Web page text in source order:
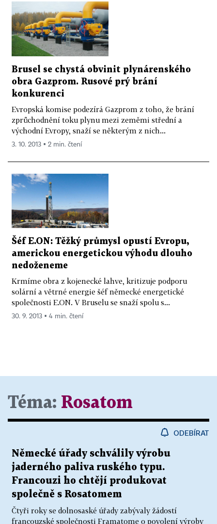
Brusel se chystá obvinit plynárenského
obra Gazprom. Rusové prý brání
konkurenci
Evropská komise podezírá Gazprom z toho, že brání
zprůchodnění toku plynu mezi zeměmi střední a
východní Evropy, snaží se některým z nich...
3. 10. 2013 ▪ 2 min. čtení
Šéf E.ON: Těžký průmysl opustí Evropu,
americkou energetickou výhodu dlouho
nedoženeme
Krmíme obra z kojenecké lahve, kritizuje podporu
solární a větrné energie šéf německé energetické
společnosti E.ON. V Bruselu se snaží spolu s...
30. 9. 2013 ▪ 4 min. čtení
Téma: Rosatom
ODEBÍRAT
Německé úřady schválily výrobu
jaderného paliva ruského typu.
Francouzi ho chtějí produkovat
společně s Rosatomem
Čtyři roky se dolnosaské úřady zabývaly žádostí
francouzské společnosti Framatome o povolení výroby